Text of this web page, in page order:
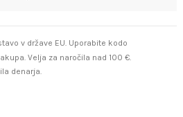
v države EU. Uporabite kodo
Velja za naročila nad 100 €.
denarja.